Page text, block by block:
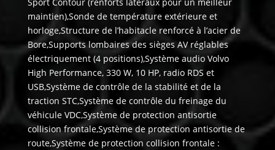
Sport Contour (renforts latéraux pour un meilleur
maintien),Sonde de température extérieure et
horloge,Structure de l’habitacle renforcé à l’acier de
Bore,Supports lombaires des sièges AV réglables
électriquement (4 positions),Système audio Volvo
High Performance, 330 W, 10 HP, radio RDS et
USB,Système de contrôle de la stabilité et de la
traction STC,Système de contrôle du freinage du
véhicule VDC,Système de protection antisortie
collision frontale,Système de protection antisortie de
route,Système de protection collision frontale :